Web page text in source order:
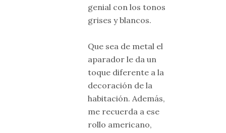
genial con los tonos
grises y blancos.
Que sea de metal el
aparador le da un
toque diferente a la
decoración de la
habitación. Además,
me recuerda a ese
rollo americano,